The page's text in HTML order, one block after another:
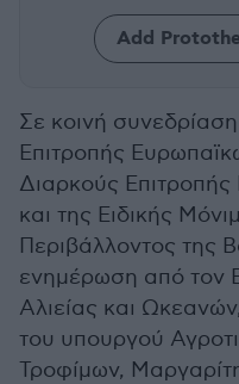
Add
Σε κοινή
Επιτροπής
Διαρκούς
και της Ειδικής
Περιβάλλοντος της
ενημέρωση από τον
Αλιείας και
του υπουργού
Τροφίμων,